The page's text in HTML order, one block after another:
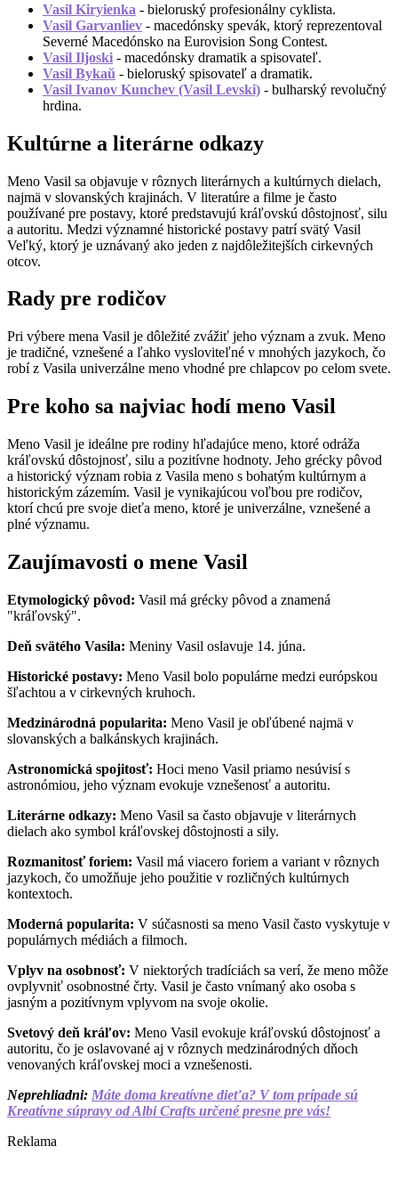
Vasil Kiryienka - bieloruský profesionálny cyklista.
Vasil Garvanliev - macedónsky spevák, ktorý reprezentoval
Severné Macedónsko na Eurovision Song Contest.
Vasil Iljoski - macedónsky dramatik a spisovateľ.
Vasil Bykaŭ - bieloruský spisovateľ a dramatik.
Vasil Ivanov Kunchev (Vasil Levski) - bulharský revolučný
hrdina.
Kultúrne a literárne odkazy
Meno Vasil sa objavuje v rôznych literárnych a kultúrnych dielach,
najmä v slovanských krajinách. V literatúre a filme je často
používané pre postavy, ktoré predstavujú kráľovskú dôstojnosť, silu
a autoritu. Medzi významné historické postavy patrí svätý Vasil
Veľký, ktorý je uznávaný ako jeden z najdôležitejších cirkevných
otcov.
Rady pre rodičov
Pri výbere mena Vasil je dôležité zvážiť jeho význam a zvuk. Meno
je tradičné, vznešené a ľahko vysloviteľné v mnohých jazykoch, čo
robí z Vasila univerzálne meno vhodné pre chlapcov po celom svete.
Pre koho sa najviac hodí meno Vasil
Meno Vasil je ideálne pre rodiny hľadajúce meno, ktoré odráža
kráľovskú dôstojnosť, silu a pozitívne hodnoty. Jeho grécky pôvod
a historický význam robia z Vasila meno s bohatým kultúrnym a
historickým zázemím. Vasil je vynikajúcou voľbou pre rodičov,
ktorí chcú pre svoje dieťa meno, ktoré je univerzálne, vznešené a
plné významu.
Zaujímavosti o mene Vasil
Etymologický pôvod: Vasil má grécky pôvod a znamená
"kráľovský".
Deň svätého Vasila: Meniny Vasil oslavuje 14. júna.
Historické postavy: Meno Vasil bolo populárne medzi európskou
šľachtou a v cirkevných kruhoch.
Medzinárodná popularita: Meno Vasil je obľúbené najmä v
slovanských a balkánskych krajinách.
Astronomická spojitosť: Hoci meno Vasil priamo nesúvisí s
astronómiou, jeho význam evokuje vznešenosť a autoritu.
Literárne odkazy: Meno Vasil sa často objavuje v literárnych
dielach ako symbol kráľovskej dôstojnosti a sily.
Rozmanitosť foriem: Vasil má viacero foriem a variant v rôznych
jazykoch, čo umožňuje jeho použitie v rozličných kultúrnych
kontextoch.
Moderná popularita: V súčasnosti sa meno Vasil často vyskytuje v
populárnych médiách a filmoch.
Vplyv na osobnosť: V niektorých tradíciách sa verí, že meno môže
ovplyvniť osobnostné črty. Vasil je často vnímaný ako osoba s
jasným a pozitívnym vplyvom na svoje okolie.
Svetový deň kráľov: Meno Vasil evokuje kráľovskú dôstojnosť a
autoritu, čo je oslavované aj v rôznych medzinárodných dňoch
venovaných kráľovskej moci a vznešenosti.
Neprehliadni: Máte doma kreatívne dieťa? V tom prípade sú
Kreatívne súpravy od Albi Crafts určené presne pre vás!
Reklama